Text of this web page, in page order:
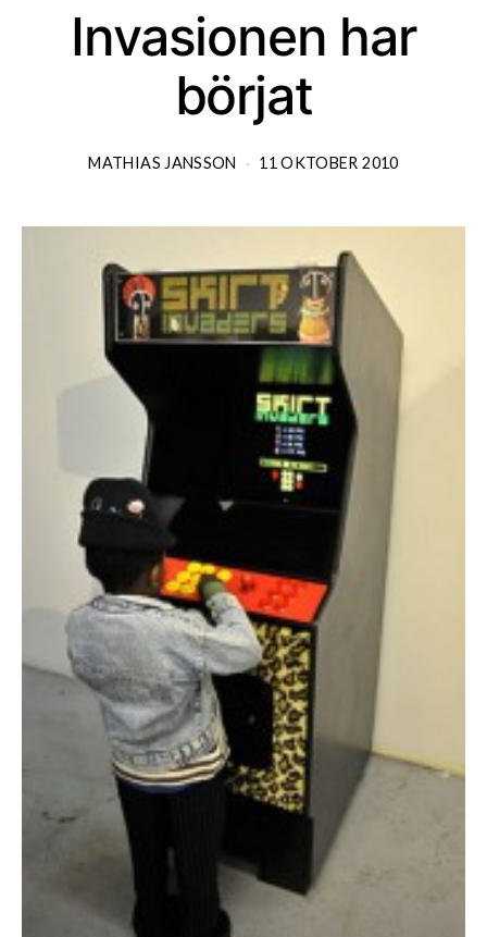
Invasionen har
börjat
MATHIAS JANSSON 11 OKTOBER 2010